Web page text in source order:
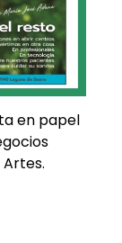
en papel